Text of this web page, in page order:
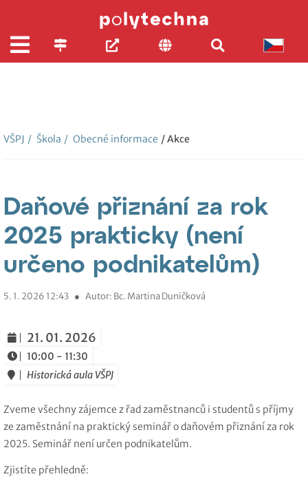
VŠPJ / Škola / Obecné informace / Akce
Daňové přiznání za rok
2025 prakticky (není
určeno podnikatelům)
5. 1. 2026 12:43 ● Autor: Bc. Martina Duničková
21. 01. 2026
10:00 - 11:30
Historická aula VŠPJ
Zveme všechny zájemce z řad zaměstnanců i studentů s příjmy
ze zaměstnání na praktický seminář o daňovém přiznání za rok
2025. Seminář není určen podnikatelům.
Zjistíte přehledně: